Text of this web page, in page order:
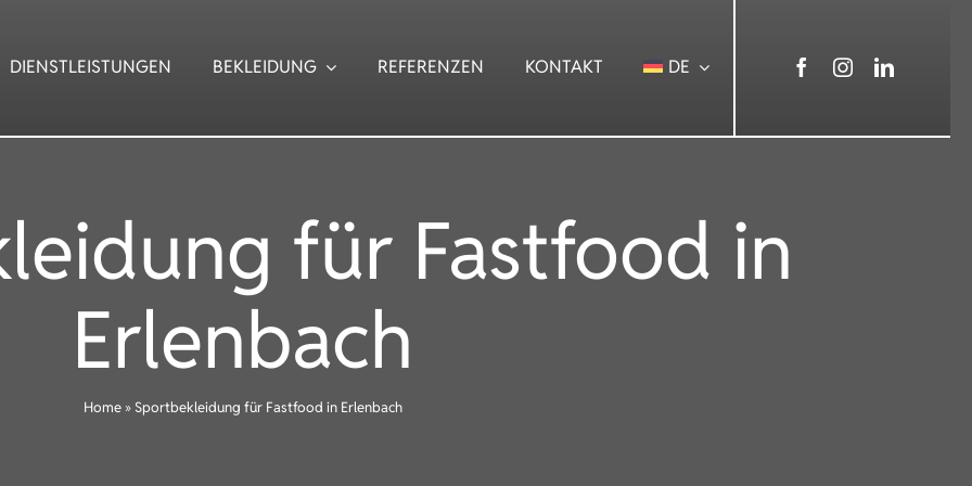
DIENSTLEISTUNGEN BEKLEIDUNG REFERENZEN KONTAKT DE
für Fastfood in
Erlenbach
Home» Sportbekleidung für Fastfood in Erlenbach